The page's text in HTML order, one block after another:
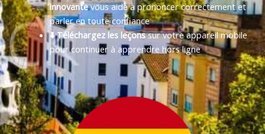
innovantevous aide à prononcer correctement et
parler en toute confiance
⬇️ Téléchargez les leçonssur votre appareil mobile
pour continuer à apprendre hors ligne